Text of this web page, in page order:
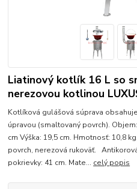
Liatinový kotlík 16 L so
nerezovou kotlinou
Kotlíková gulášová súprava
úpravou (smaltovaný povrch).
cm Výška: 19,5 cm. Hmotnosť: 10,8
povrch, nerezová rukoväť.
pokrievky: 41 cm. Mate... celý popis